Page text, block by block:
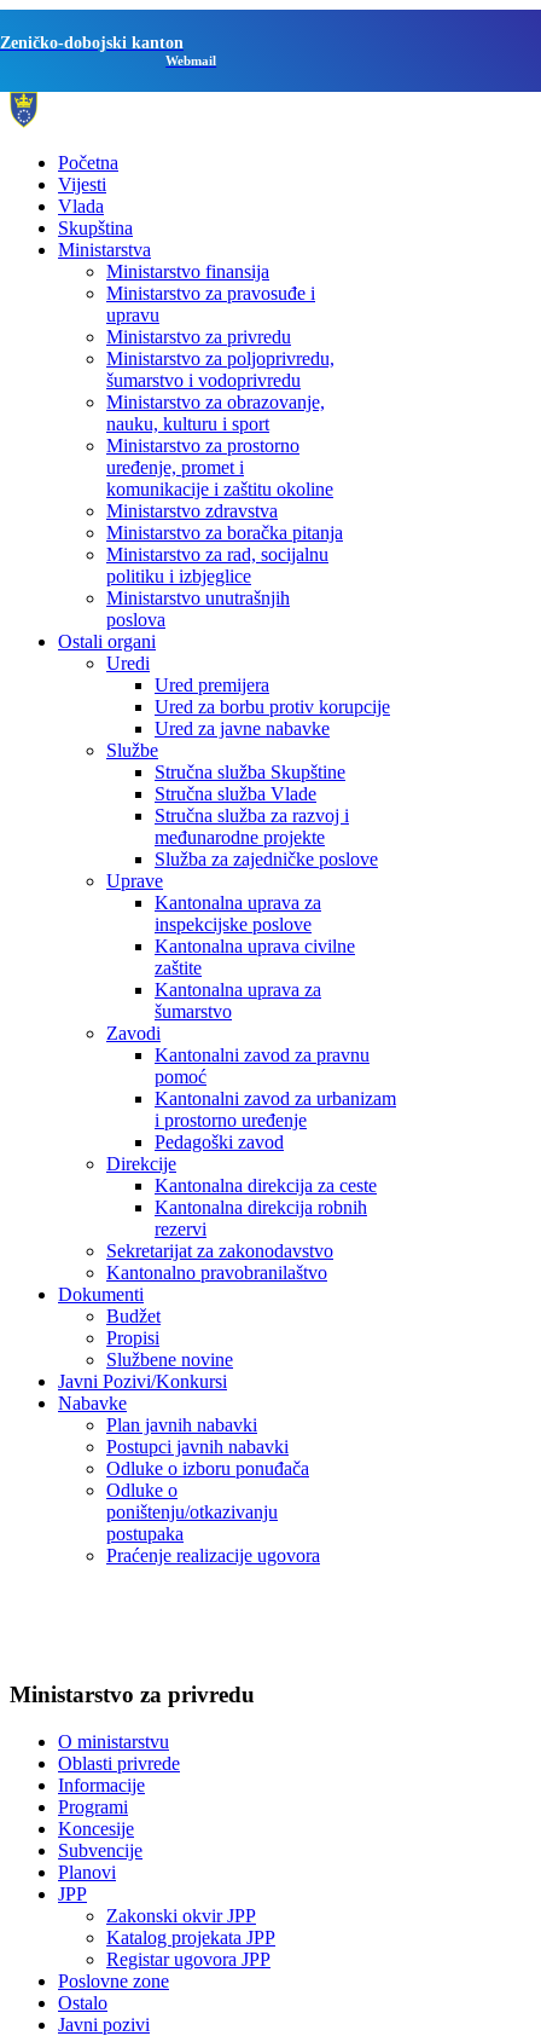
Zeničko-dobojski kanton
Webmail
Početna
Vijesti
Vlada
Skupština
Ministarstva
Ministarstvo finansija
Ministarstvo za pravosuđe i
upravu
Ministarstvo za privredu
Ministarstvo za poljoprivredu,
šumarstvo i vodoprivredu
Ministarstvo za obrazovanje,
nauku, kulturu i sport
Ministarstvo za prostorno
uređenje, promet i
komunikacije i zaštitu okoline
Ministarstvo zdravstva
Ministarstvo za boračka pitanja
Ministarstvo za rad, socijalnu
politiku i izbjeglice
Ministarstvo unutrašnjih
poslova
Ostali organi
Uredi
Ured premijera
Ured za borbu protiv korupcije
Ured za javne nabavke
Službe
Stručna služba Skupštine
Stručna služba Vlade
Stručna služba za razvoj i
međunarodne projekte
Služba za zajedničke poslove
Uprave
Kantonalna uprava za
inspekcijske poslove
Kantonalna uprava civilne
zaštite
Kantonalna uprava za
šumarstvo
Zavodi
Kantonalni zavod za pravnu
pomoć
Kantonalni zavod za urbanizam
i prostorno uređenje
Pedagoški zavod
Direkcije
Kantonalna direkcija za ceste
Kantonalna direkcija robnih
rezervi
Sekretarijat za zakonodavstvo
Kantonalno pravobranilaštvo
Dokumenti
Budžet
Propisi
Službene novine
Javni Pozivi/Konkursi
Nabavke
Plan javnih nabavki
Postupci javnih nabavki
Odluke o izboru ponuđača
Odluke o
poništenju/otkazivanju
postupaka
Praćenje realizacije ugovora
Ministarstvo za privredu
O ministarstvu
Oblasti privrede
Informacije
Programi
Koncesije
Subvencije
Planovi
JPP
Zakonski okvir JPP
Katalog projekata JPP
Registar ugovora JPP
Poslovne zone
Ostalo
Javni pozivi